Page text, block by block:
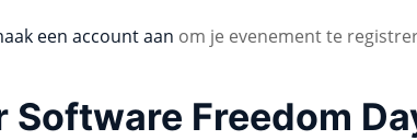
een account aan om je evenement te
Software Freedom